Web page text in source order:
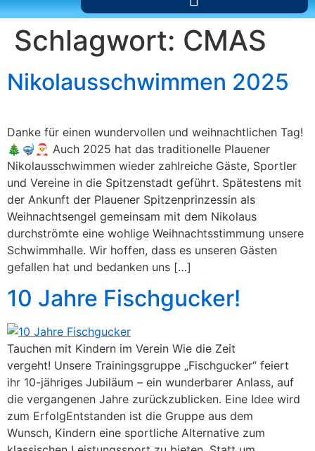
Schlagwort: CMAS
Nikolausschwimmen 2025
Danke für einen wundervollen und weihnachtlichen Tag!
🎄🤿🎅 Auch 2025 hat das traditionelle Plauener
Nikolausschwimmen wieder zahlreiche Gäste, Sportler
und Vereine in die Spitzenstadt geführt. Spätestens mit
der Ankunft der Plauener Spitzenprinzessin als
Weihnachtsengel gemeinsam mit dem Nikolaus
durchströmte eine wohlige Weihnachtsstimmung unsere
Schwimmhalle. Wir hoffen, dass es unseren Gästen
gefallen hat und bedanken uns […]
10 Jahre Fischgucker!
Tauchen mit Kindern im Verein Wie die Zeit
vergeht! Unsere Trainingsgruppe „Fischgucker“ feiert
ihr 10-jähriges Jubiläum – ein wunderbarer Anlass, auf
die vergangenen Jahre zurückzublicken. Eine Idee wird
zum ErfolgEntstanden ist die Gruppe aus dem
Wunsch, Kindern eine sportliche Alternative zum